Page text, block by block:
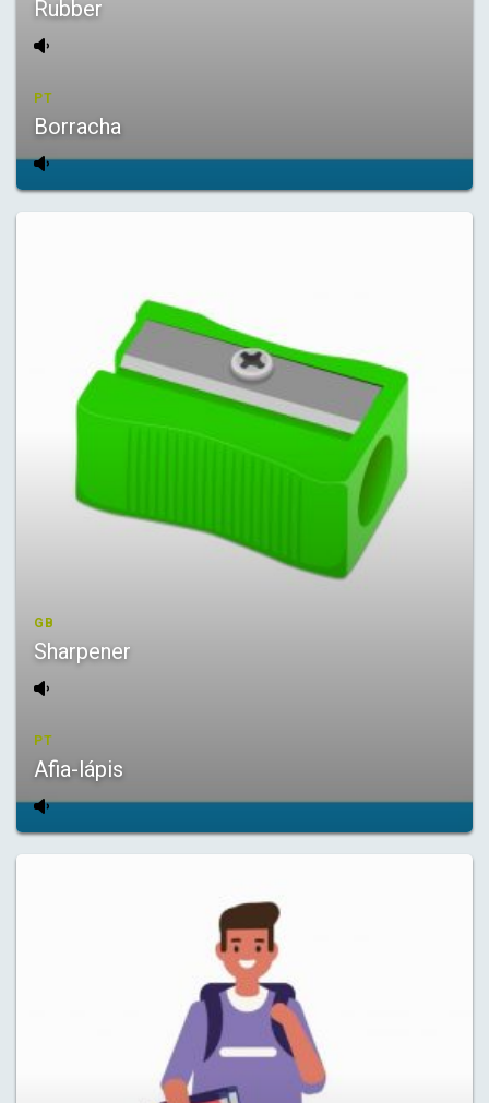
Rubber
PT
Borracha
GB
Sharpener
PT
Afia-lápis